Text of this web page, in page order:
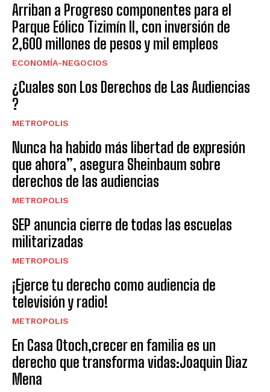
Arriban a Progreso componentes para el
Parque Eólico Tizimín II, con inversión de
2,600 millones de pesos y mil empleos
ECONOMÍA-NEGOCIOS
¿Cuales son Los Derechos de Las Audiencias
?
METROPOLIS
Nunca ha habido más libertad de expresión
que ahora”, asegura Sheinbaum sobre
derechos de las audiencias
METROPOLIS
SEP anuncia cierre de todas las escuelas
militarizadas
METROPOLIS
¡Ejerce tu derecho como audiencia de
televisión y radio!
METROPOLIS
En Casa Otoch,crecer en familia es un
derecho que transforma vidas:Joaquin Diaz
Mena